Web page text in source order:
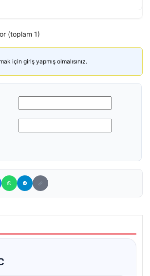
(toplam 1)
için giriş yapmış olmalısınız.